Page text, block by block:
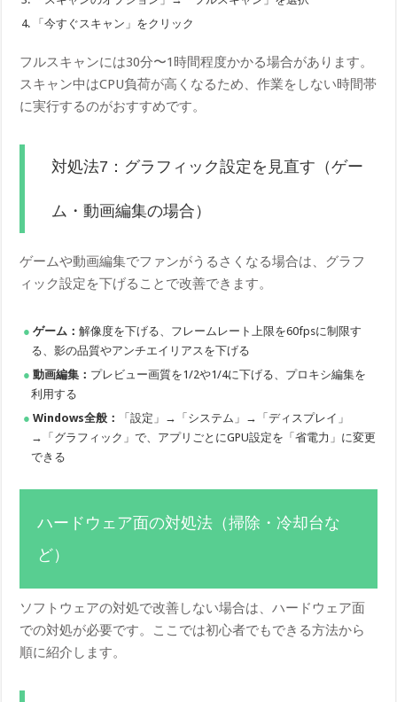
「今すぐスキャン」をクリック
フルスキャンには30分〜1時間程度かかる場合があります。
スキャン中はCPU負荷が高くなるため、作業をしない時間帯
に実行するのがおすすめです。
対処法7：グラフィック設定を見直す（ゲー
ム・動画編集の場合）
ゲームや動画編集でファンがうるさくなる場合は、グラフ
ィック設定を下げることで改善できます。
ゲーム：解像度を下げる、フレームレート上限を60fpsに制限す
る、影の品質やアンチエイリアスを下げる
動画編集： プレビュー画質を1/2や1/4に下げる、プロキシ編集を
利用する
Windows全般：
「設定」→「システム」→「ディスプレイ」
→「グラフィック」で、アプリごとにGPU設定を「省電力」に変更
できる
ハードウェア面の対処法（掃除・冷却台な
ど）
ソフトウェアの対処で改善しない場合は、ハードウェア面
での対処が必要です。ここでは初心者でもできる方法から
順に紹介します。